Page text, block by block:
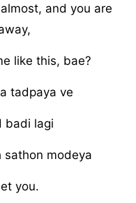
and you are
like this, bae?
tadpaya ve
badi lagi
sathon modeya
you.